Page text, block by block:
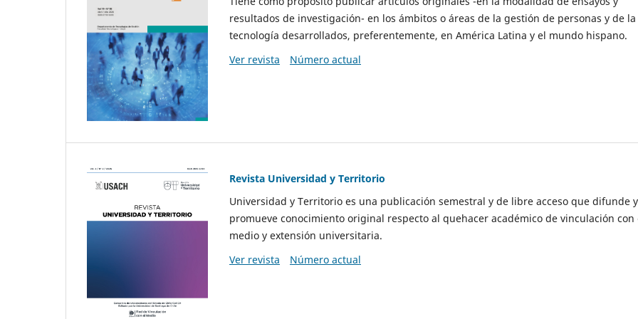
resultados de investigación- en los ámbitos o áreas de la gestión de personas y de la
tecnología desarrollados, preferentemente, en América Latina y el mundo hispano.
Ver revista
Número actual
Revista Universidad y Territorio
Universidad y Territorio es una publicación semestral y de libre acceso que difunde y
promueve conocimiento original respecto al quehacer académico de vinculación con
medio y extensión universitaria.
Ver revista
Número actual